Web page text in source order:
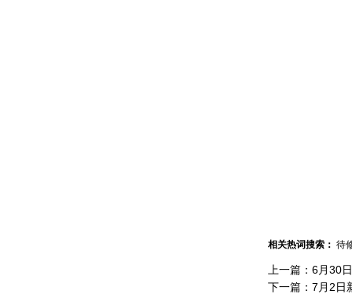
相关热词搜索： 待
上一篇： 6月30
下一篇： 7月2日